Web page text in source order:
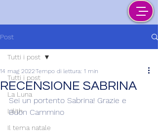
Post
Tutti i post
La Luna
Lilith
Il tema natale
Tutti i post
RECENSIONE SABRINA
14 mag 2022Tempo di lettura: 1 min
Sei un portento Sabrina! Grazie e
Buon Cammino